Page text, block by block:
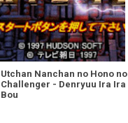
Utchan Nanchan no Hono no
Challenger - Denryuu Ira Ira
Bou